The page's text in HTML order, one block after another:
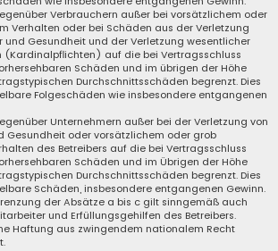
Verbrauchern außer bei vorsätzlichem oder
Verhalten oder bei Schäden aus der Verletzung
und Gesundheit und der Verletzung wesentlicher
(Kardinalpflichten) auf die bei Vertragsschluss
Schäden und im übrigen der Höhe
Durchschnittsschäden begrenzt. Dies
Folgeschäden wie insbesondere entgangenen
Unternehmern außer bei der Verletzung von
Gesundheit oder vorsätzlichem oder grob
des Betreibers auf die bei Vertragsschluss
Schäden und im Übrigen der Höhe
Durchschnittsschäden begrenzt. Dies
Schäden, insbesondere entgangenen Gewinn.
der Absätze a bis c gilt sinngemäß auch
und Erfüllungsgehilfen des Betreibers.
Haftung aus zwingendem nationalem Recht